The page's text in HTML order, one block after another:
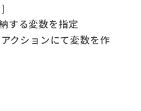
する変数を指定
クションにて変数を作